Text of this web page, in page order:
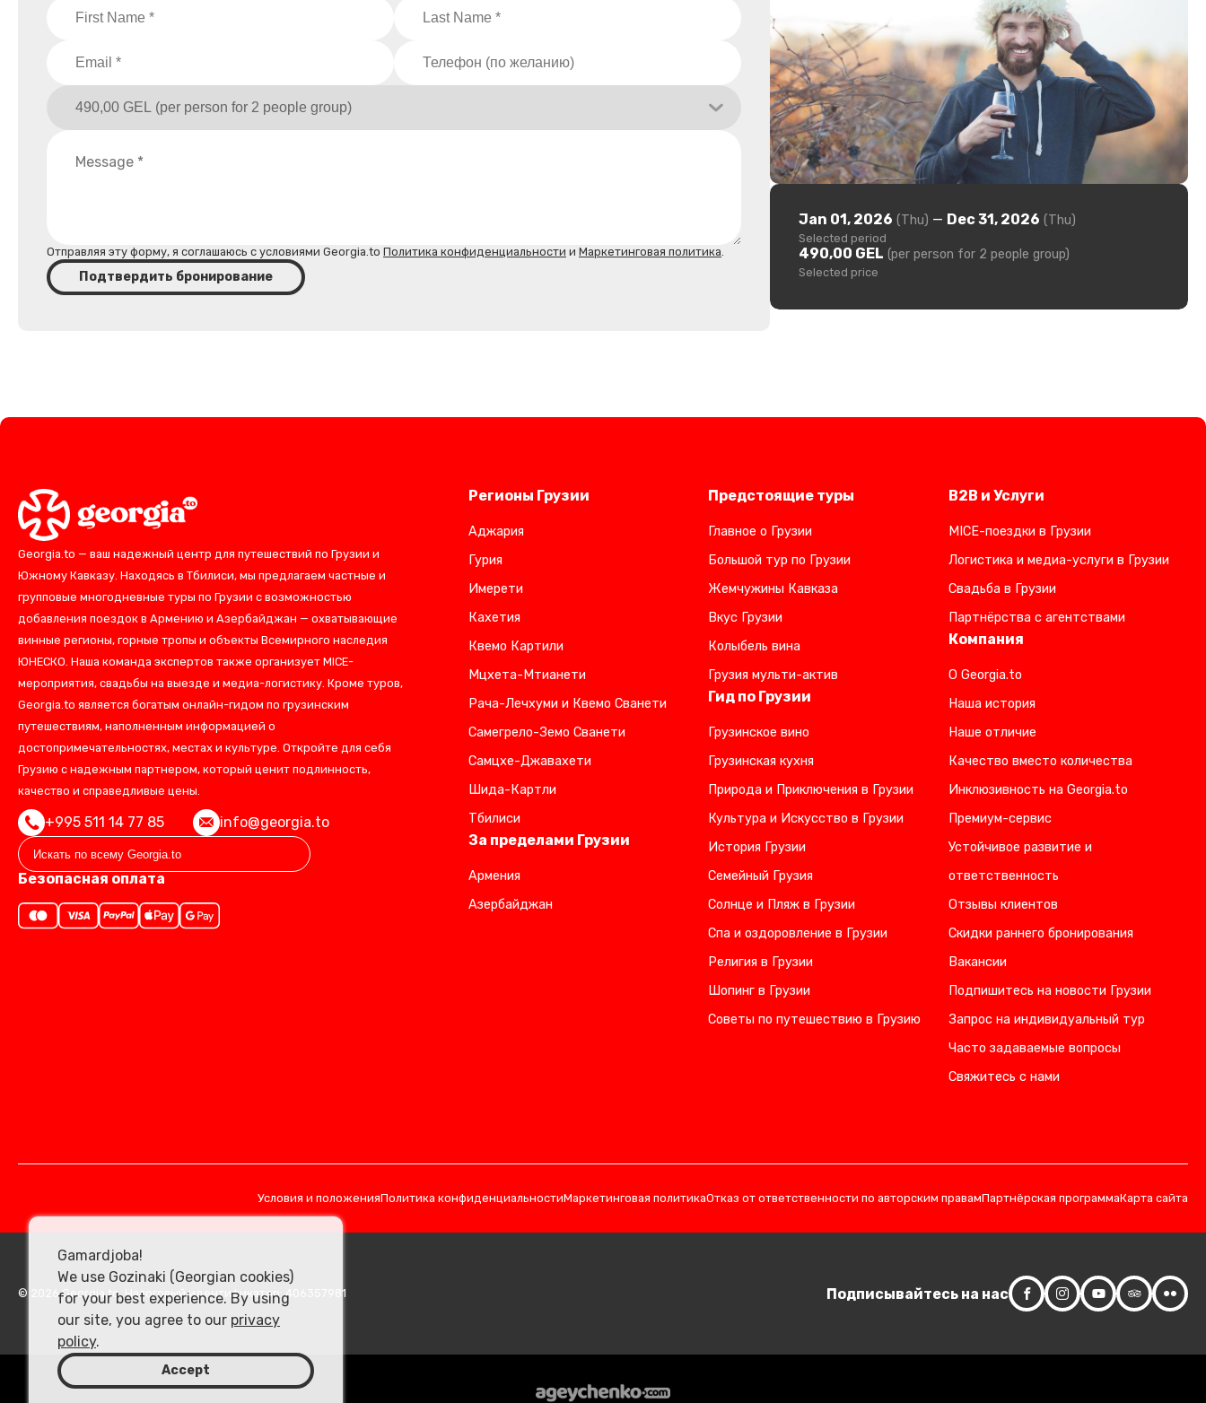
Отправляя эту форму, я соглашаюсь с условиями Georgia.to Политика конфиденциальности и Маркетинговая политика.
Подтвердить бронирование
Jan 01, 2026 (Thu) — Dec 31, 2026 (Thu)
Selected period
490,00 GEL (per person for 2 people group)
Selected price
Georgia.to — ваш надежный центр для путешествий по Грузии и
Южному Кавказу. Находясь в Тбилиси, мы предлагаем частные и
групповые многодневные туры по Грузии с возможностью
добавления поездок в Армению и Азербайджан — охватывающие
винные регионы, горные тропы и объекты Всемирного наследия
ЮНЕСКО. Наша команда экспертов также организует MICE-
мероприятия, свадьбы на выезде и медиа-логистику. Кроме туров,
Georgia.to является богатым онлайн-гидом по грузинским
путешествиям, наполненным информацией о
достопримечательностях, местах и культуре. Откройте для себя
Грузию с надежным партнером, который ценит подлинность,
качество и справедливые цены.
+995 511 14 77 85 info@georgia.to
Безопасная оплата
Регионы Грузии
Аджария
Гурия
Имерети
Кахетия
Квемо Картили
Мцхета-Мтианети
Рача-Лечхуми и Квемо Сванети
Самегрело-Земо Сванети
Самцхе-Джавахети
Шида-Картли
Тбилиси
За пределами Грузии
Армения
Азербайджан
Предстоящие туры
Главное о Грузии
Большой тур по Грузии
Жемчужины Кавказа
Вкус Грузии
Колыбель вина
Грузия мульти-актив
Гид по Грузии
Грузинское вино
Грузинская кухня
Природа и Приключения в Грузии
Культура и Искусство в Грузии
История Грузии
Семейный Грузия
Солнце и Пляж в Грузии
Спа и оздоровление в Грузии
Религия в Грузии
Шопинг в Грузии
Советы по путешествию в Грузию
B2B и Услуги
MICE-поездки в Грузии
Логистика и медиа-услуги в Грузии
Свадьба в Грузии
Партнёрства с агентствами
Компания
О Georgia.to
Наша история
Наше отличие
Качество вместо количества
Инклюзивность на Georgia.to
Премиум-сервис
Устойчивое развитие и
ответственность
Отзывы клиентов
Скидки раннего бронирования
Вакансии
Подпишитесь на новости Грузии
Запрос на индивидуальный тур
Часто задаваемые вопросы
Свяжитесь с нами
Условия и положенияПолитика конфиденциальностиМаркетинговая политикаОтказ от ответственности по авторским правамПартнёрская программаКарта сайта
© 2026 Georgia.to. Налоговый идентификатор: 406357981 Подписывайтесь на нас
Gamardjoba!
We use Gozinaki (Georgian cookies)
for your best experience. By using
our site, you agree to our privacy
policy.
Accept